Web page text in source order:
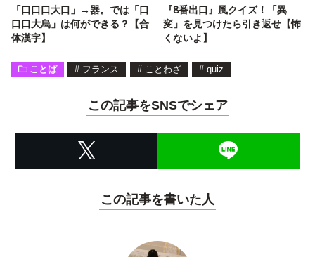
「口口口大口」→器。では「口
口口大烏」は何ができる？【合
体漢字】
『8番出口』風クイズ！「異
変」を見つけたら引き返せ【怖
くないよ】
ことば # フランス # ことわざ # quiz
この記事をSNSでシェア
この記事を書いた人